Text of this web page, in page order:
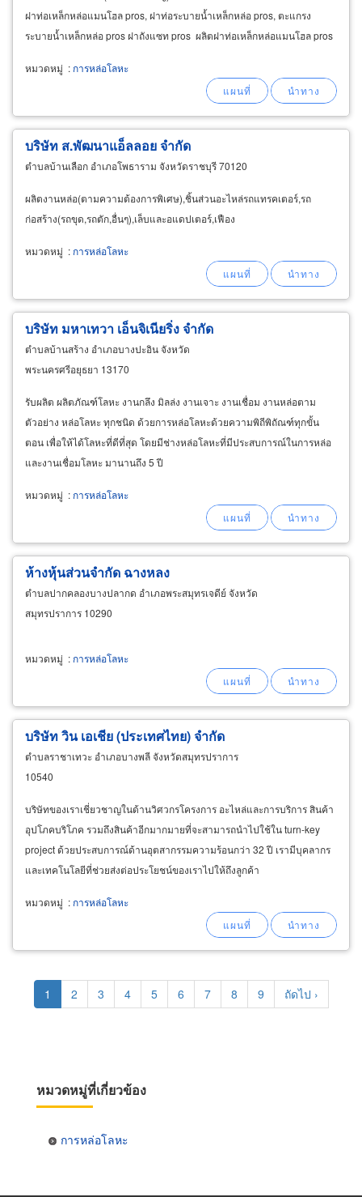
ฝาท่อเหล็กหล่อแมนโฮล pros, ฝาท่อระบายน้ำเหล็กหล่อ pros, ตะแกรง
ระบายน้ำเหล็กหล่อ pros ฝาถังแซท pros ผลิตฝาท่อเหล็กหล่อแมนโฮล pros
หมวดหมู่ : การหล่อโลหะ
บริษัท ส.พัฒนาแอ็ลลอย จำกัด
ตำบลบ้านเลือก อำเภอโพธาราม จังหวัดราชบุรี 70120
ผลิตงานหล่อ(ตามความต้องการพิเศษ),ชิ้นส่วนอะไหล่รถแทรคเตอร์,รถ
ก่อสร้าง(รถขุด,รถตัก,อื่นๆ),เล็บและอแดปเตอร์,เฟือง
หมวดหมู่ : การหล่อโลหะ
บริษัท มหาเทวา เอ็นจิเนียริ่ง จำกัด
ตำบลบ้านสร้าง อำเภอบางปะอิน จังหวัด
พระนครศรีอยุธยา 13170
รับผลิต ผลิตภัณฑ์โลหะ งานกลึง มิลล่ง งานเจาะ งานเชื่อม งานหล่อตาม
ตัวอย่าง หล่อโลหะ ทุกชนิด ด้วยการหล่อโลหะด้วยความพิถีพิถัณฑ์ทุกขั้น
ตอน เพื่อให้ได้โลหะที่ดีที่สุด โดยมีช่างหล่อโลหะที่มีประสบการณ์ในการหล่อ
และงานเชื่อมโลหะ มานานถึง 5 ปี
หมวดหมู่ : การหล่อโลหะ
ห้างหุ้นส่วนจำกัด ฉางหลง
ตำบลปากคลองบางปลากด อำเภอพระสมุทรเจดีย์ จังหวัด
สมุทรปราการ 10290
หมวดหมู่ : การหล่อโลหะ
บริษัท วิน เอเชีย (ประเทศไทย) จำกัด
ตำบลราชาเทวะ อำเภอบางพลี จังหวัดสมุทรปราการ
10540
บริษัทของเราเชี่ยวชาญในด้านวิศวกรโครงการ อะไหล่และการบริการ สินค้า
อุปโภคบริโภค รวมถึงสินค้าอีกมากมายที่จะสามารถนำไปใช้ใน turn-key
project ด้วยประสบการณ์ด้านอุตสากรรมความร้อนกว่า 32 ปี เรามีบุคลากร
และเทคโนโลยีที่ช่วยส่งต่อประโยชน์ของเราไปให้ถึงลูกค้า
หมวดหมู่ : การหล่อโลหะ
Pagination
Current
page
1 Page
2 Page
3 Page
4 Page
5 Page
6 Page
7 Page
8 Page
9
Next
page
ถัดไป ›
หมวดหมู่ที่เกี่ยวข้อง
การหล่อโลหะ